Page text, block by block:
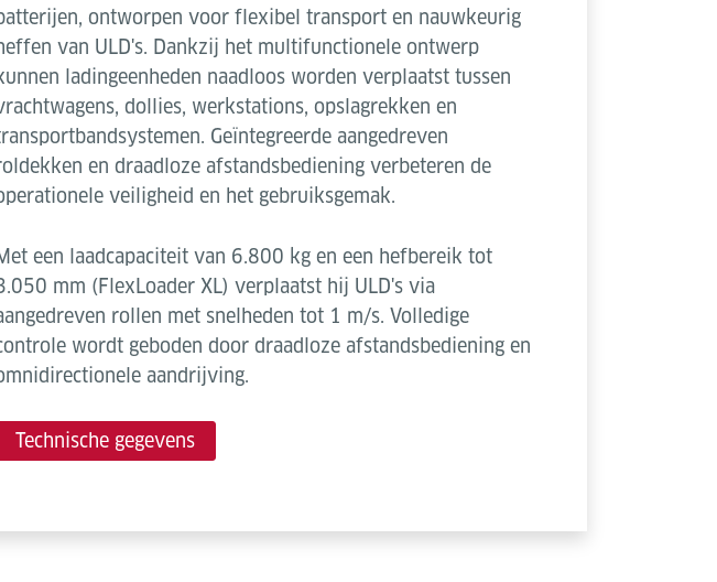
ontworpen voor flexibel transport en nauwkeurig
van ULD's. Dankzij het multifunctionele ontwerp
ladingeenheden naadloos worden verplaatst tussen
dollies, werkstations, opslagrekken en
Geïntegreerde aangedreven
en draadloze afstandsbediening verbeteren de
veiligheid en het gebruiksgemak.
een laadcapaciteit van 6.800 kg en een hefbereik tot
mm (FlexLoader XL) verplaatst hij ULD's via
rollen met snelheden tot 1 m/s. Volledige
wordt geboden door draadloze afstandsbediening en
aandrijving.
Technische gegevens